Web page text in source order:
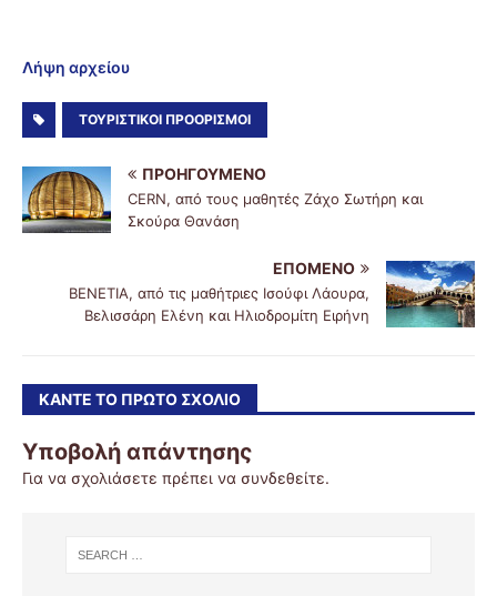
Λήψη αρχείου
ΤΟΥΡΙΣΤΙΚΟΊ ΠΡΟΟΡΙΣΜΟΊ
ΠΡΟΗΓΟΎΜΕΝΟ
CERN, από τους μαθητές Ζάχο Σωτήρη και
Σκούρα Θανάση
ΕΠΌΜΕΝΟ
ΒΕΝΕΤΙΑ, από τις μαθήτριες Ισούφι Λάουρα,
Βελισσάρη Ελένη και Ηλιοδρομίτη Ειρήνη
ΚΆΝΤΕ ΤΟ ΠΡΏΤΟ ΣΧΌΛΙΟ
Υποβολή απάντησης
Για να σχολιάσετε πρέπει να συνδεθείτε.